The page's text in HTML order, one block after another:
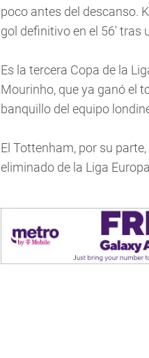
poco antes del descanso.
gol definitivo en el 56' tras
Es la tercera Copa de la
Mourinho, que ya ganó el
banquillo del equipo
El Tottenham, por su
eliminado de la Liga